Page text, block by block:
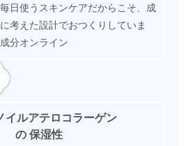
日使うスキンケアだからこそ、成
考えた設計でおつくりしていま
分オンライン
イルアテロコラーゲン
の保湿性